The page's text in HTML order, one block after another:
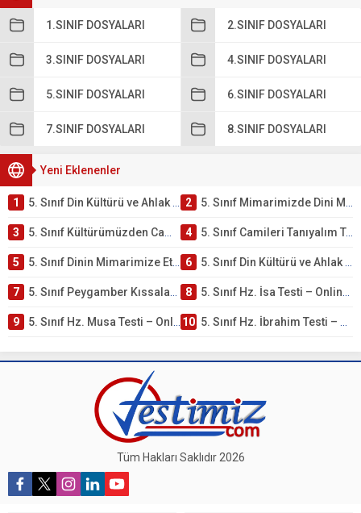
1.SINIF DOSYALARI 2.SINIF DOSYALARI
3.SINIF DOSYALARI 4.SINIF DOSYALARI
5.SINIF DOSYALARI 6.SINIF DOSYALARI
7.SINIF DOSYALARI 8.SINIF DOSYALARI
Yeni Eklenenler
1 5. Sınıf Din Kültürü ve Ahlak Bilgisi 4. Ünite: Mimarimizde Dini Motifler Çalışmaları 2 5. Sınıf Mimarimizde Dini Motifler Ünite Testi – Online Çöz
3 5. Sınıf Kültürümüzden Cami Örnekleri Testi – Online Çöz 4 5. Sınıf Camileri Tanıyalım Testi – Online Çöz
5 5. Sınıf Dinin Mimarimize Etkisi Testi – Online Çöz 6 5. Sınıf Din Kültürü ve Ahlak Bilgisi 4. Ünite: Peygamber Kıssaları Çalışmaları
7 5. Sınıf Peygamber Kıssaları Ünite Testi – Online Çöz 8 5. Sınıf Hz. İsa Testi – Online Çöz
9 5. Sınıf Hz. Musa Testi – Online Çöz 10 5. Sınıf Hz. İbrahim Testi – Online Çöz
Tüm Hakları Saklıdır 2026